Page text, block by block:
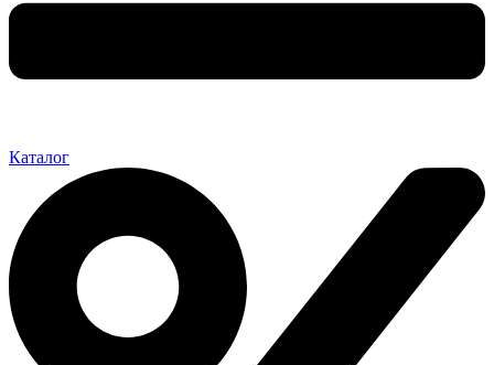
Каталог